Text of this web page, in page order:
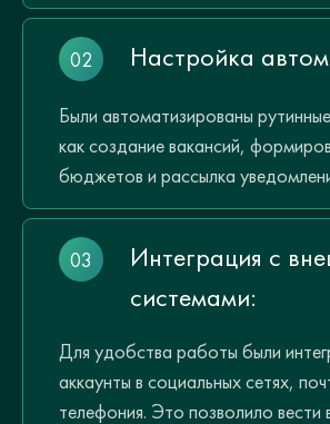
Настройка
Были автоматизированы
как создание вакансий,
бюджетов и рассылка
Интеграция с
системами:
Для удобства работы были
аккаунты в социальных сетях,
телефония. Это позволило вести